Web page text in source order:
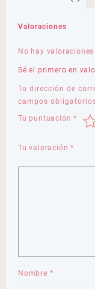
Valoraciones
No hay valoraciones
Sé el primero en
Tu dirección de
campos
Tu puntuación*
Tu valoración*
Nombre *